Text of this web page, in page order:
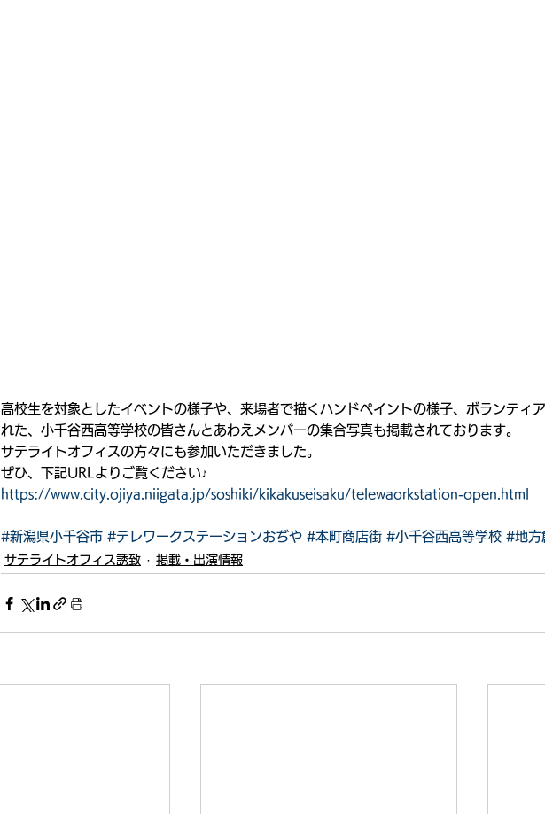
高校生を対象としたイベントの様子や、来場者で描くハンドペイントの様子、ボランティ
れた、小千谷西高等学校の皆さんとあわえメンバーの集合写真も掲載されております。
サテライトオフィスの方々にも参加いただきました。
ぜひ、下記URLよりご覧ください♪
https://www.city.ojiya.niigata.jp/soshiki/kikakuseisaku/telewaorkstation-open.html
#新潟県小千谷市 #テレワークステーションおぢや #本町商店街 #小千谷西高等学校 #地方
サテライトオフィス誘致 掲載・出演情報